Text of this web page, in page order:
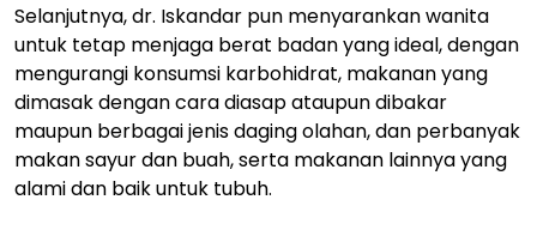
Selanjutnya, dr. Iskandar pun menyarankan wanita
untuk tetap menjaga berat badan yang ideal, dengan
mengurangi konsumsi karbohidrat, makanan yang
dimasak dengan cara diasap ataupun dibakar
maupun berbagai jenis daging olahan, dan perbanyak
makan sayur dan buah, serta makanan lainnya yang
alami dan baik untuk tubuh.